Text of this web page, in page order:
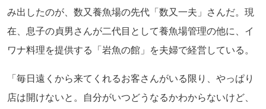
み出したのが、数又養魚場の先代「数又一夫」さんだ。現
在、息子の貞男さんが二代目として養魚場管理の他に、イ
ワナ料理を提供する「岩魚の館」を夫婦で経営している。
「毎日遠くから来てくれるお客さんがいる限り、やっぱり
店は開けないと。自分がいつどうなるかわからないけど、